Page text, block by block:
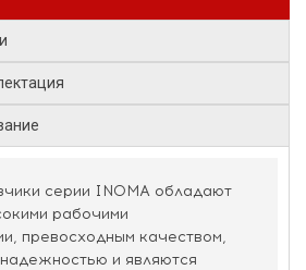
серии INOMA обладают
рабочими
превосходным качеством,
и являются